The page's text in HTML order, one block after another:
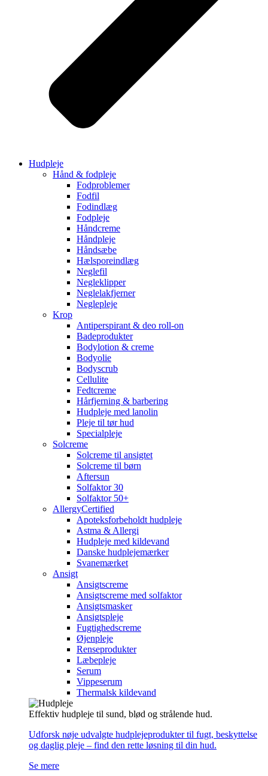
Hudpleje
Hånd & fodpleje
Fodproblemer
Fodfil
Fodindlæg
Fodpleje
Håndcreme
Håndpleje
Håndsæbe
Hælsporeindlæg
Neglefil
Negleklipper
Neglelakfjerner
Neglepleje
Krop
Antiperspirant & deo roll-on
Badeprodukter
Bodylotion & creme
Bodyolie
Bodyscrub
Cellulite
Fedtcreme
Hårfjerning & barbering
Hudpleje med lanolin
Pleje til tør hud
Specialpleje
Solcreme
Solcreme til ansigtet
Solcreme til børn
Aftersun
Solfaktor 30
Solfaktor 50+
AllergyCertified
Apoteksforbeholdt hudpleje
Astma & Allergi
Hudpleje med kildevand
Danske hudplejemærker
Svanemærket
Ansigt
Ansigtscreme
Ansigtscreme med solfaktor
Ansigtsmasker
Ansigtspleje
Fugtighedscreme
Øjenpleje
Renseprodukter
Læbepleje
Serum
Vippeserum
Thermalsk kildevand
Effektiv hudpleje til sund, blød og strålende hud.
Udforsk nøje udvalgte hudplejeprodukter til fugt, beskyttelse
og daglig pleje – find den rette løsning til din hud.
Se mere